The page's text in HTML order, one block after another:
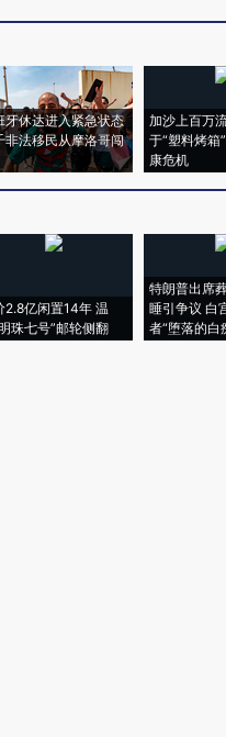
牙休达进入紧急状态
非法移民从摩洛哥闯
加沙上百万
于“塑料烤箱
康危机
2.8亿闲置14年 温
珠七号”邮轮侧翻
特朗普出席
睡引争议 白
者“堕落的白